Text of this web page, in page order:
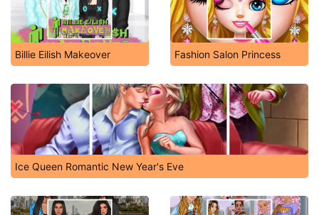
Billie Eilish Makeover Fashion Salon Princess
Ice Queen Romantic New Year's Eve